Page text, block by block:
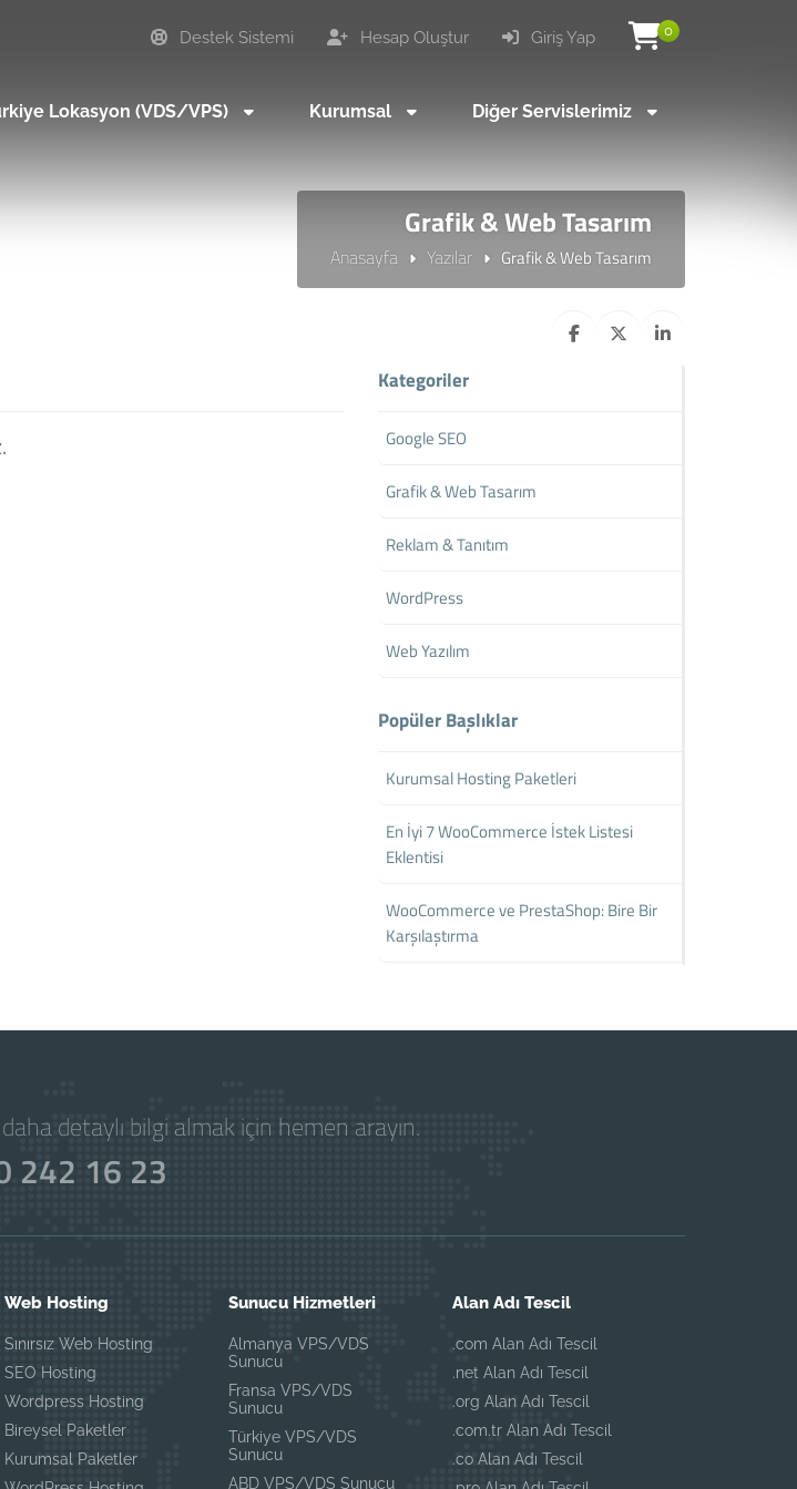
0
Giriş Yap
Hesap Oluştur
Destek Sistemi
Lokasyon (VDS/VPS) Kurumsal Diğer Servislerimiz
Grafik & Web Tasarım
Anasayfa Yazılar Grafik & Web Tasarım
Kategoriler
Google SEO
Grafik & Web Tasarım
Reklam & Tanıtım
WordPress
Web Yazılım
Popüler Başlıklar
Kurumsal Hosting Paketleri
En İyi 7 WooCommerce İstek Listesi
Eklentisi
WooCommerce ve PrestaShop: Bire Bir
Karşılaştırma
detaylı bilgi almak için hemen arayın.
242 16 23
Web Hosting
Sınırsız Web Hosting
SEO Hosting
Wordpress Hosting
Bireysel Paketler
Kurumsal Paketler
Sunucu Hizmetleri
Almanya VPS/VDS
Sunucu
Fransa VPS/VDS
Sunucu
Türkiye VPS/VDS
Sunucu
ABD VPS/VDS Sunucu
Alan Adı Tescil
.com Alan Adı Tescil
.net Alan Adı Tescil
.org Alan Adı Tescil
.com.tr Alan Adı Tescil
.co Alan Adı Tescil